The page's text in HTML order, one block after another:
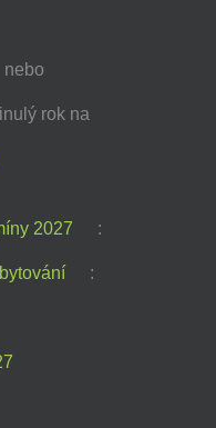
nebo
rok na
2027 :
: